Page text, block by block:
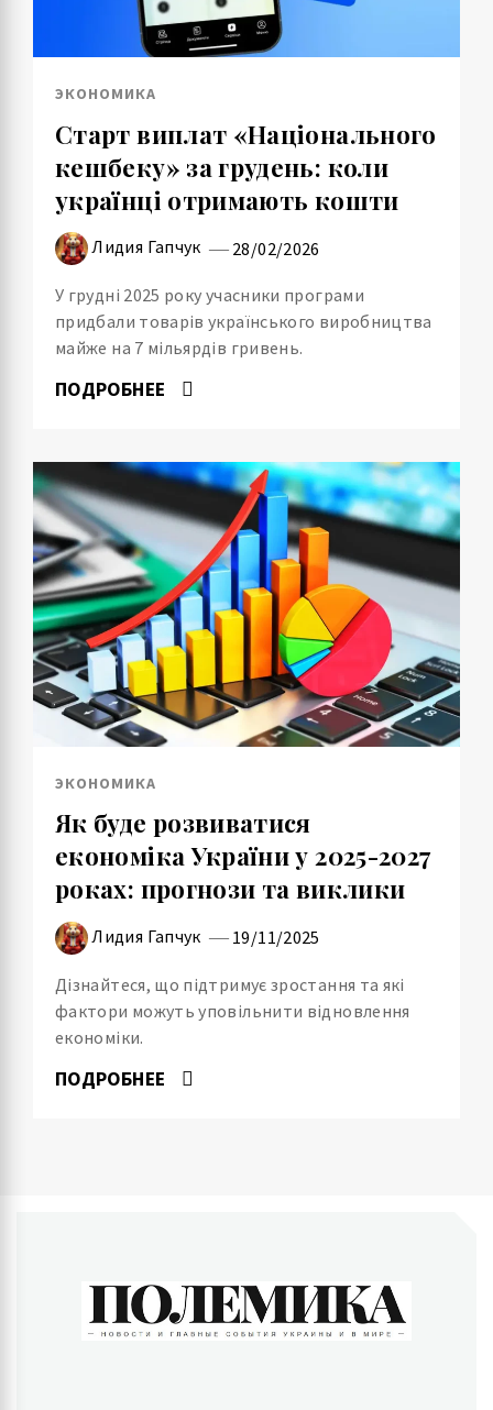
ЭКОНОМИКА
Старт виплат «Національного
кешбеку» за грудень: коли
українці отримають кошти
Лидия Гапчук 28/02/2026
У грудні 2025 року учасники програми
придбали товарів українського виробництва
майже на 7 мільярдів гривень.
ПОДРОБНЕЕ
ЭКОНОМИКА
Як буде розвиватися
економіка України у 2025-2027
роках: прогнози та виклики
Лидия Гапчук 19/11/2025
Дізнайтеся, що підтримує зростання та які
фактори можуть уповільнити відновлення
економіки.
ПОДРОБНЕЕ